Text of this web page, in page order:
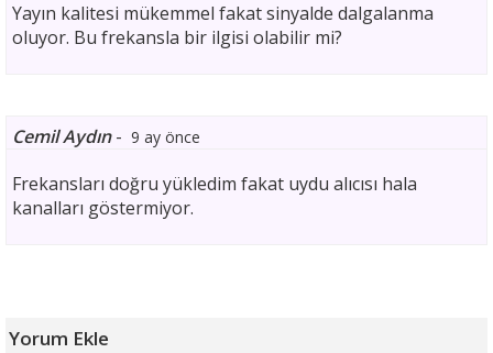
Yayın kalitesi mükemmel fakat sinyalde dalgalanma
oluyor. Bu frekansla bir ilgisi olabilir mi?
Cemil Aydın- 9 ay önce
Frekansları doğru yükledim fakat uydu alıcısı hala
kanalları göstermiyor.
Yorum Ekle